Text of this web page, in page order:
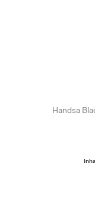
Handsa